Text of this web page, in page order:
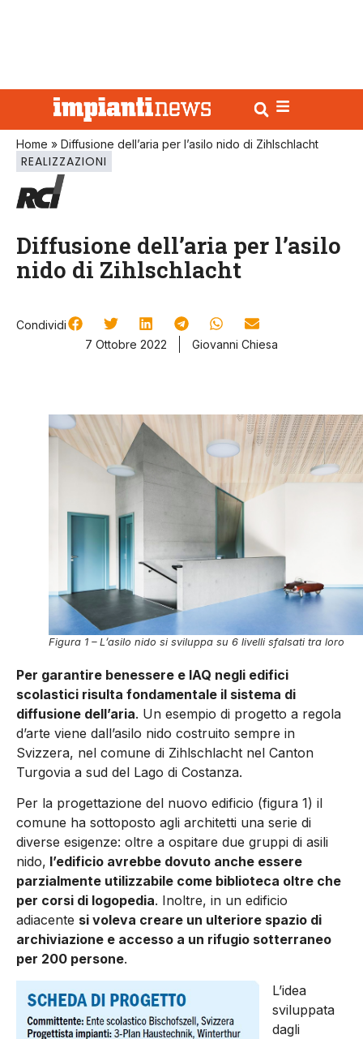
Home » Diffusione dell’aria per l’asilo nido di Zihlschlacht
REALIZZAZIONI
Diffusione dell’aria per l’asilo
nido di Zihlschlacht
Condividi
7 Ottobre 2022
Giovanni Chiesa
Figura 1 – L’asilo nido si sviluppa su 6 livelli sfalsati tra loro
Per garantire benessere e IAQ negli edifici
scolastici risulta fondamentale il sistema di
diffusione dell’aria. Un esempio di progetto a regola
d’arte viene dall’asilo nido costruito sempre in
Svizzera, nel comune di Zihlschlacht nel Canton
Turgovia a sud del Lago di Costanza.
Per la progettazione del nuovo edifi­cio (figura 1) il
comune ha sottoposto agli architetti una serie di
diverse esigenze: oltre a ospitare due gruppi di asili
nido, l’edifi­cio avrebbe dovuto anche essere
parzialmente utilizzabile come biblioteca oltre che
per corsi di logopedia. Inoltre, in un edificio
adiacente si voleva creare un ulteriore spazio di
archiviazione e accesso a un rifugio sotterraneo
per 200 persone.
L’idea
sviluppata
dagli